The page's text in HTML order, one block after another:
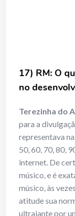
17) RM: O
no
Terezinha do
para a
representava
50, 60, 70, 80,
internet. De
músico, e é
músico, às
atitude sua
ultrajante por